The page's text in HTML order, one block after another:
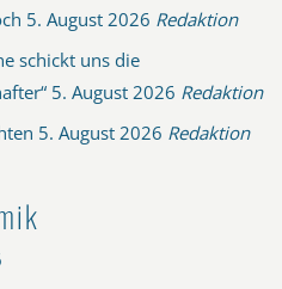
5. August 2026 Redaktion
schickt uns die
5. August 2026 Redaktion
5. August 2026 Redaktion